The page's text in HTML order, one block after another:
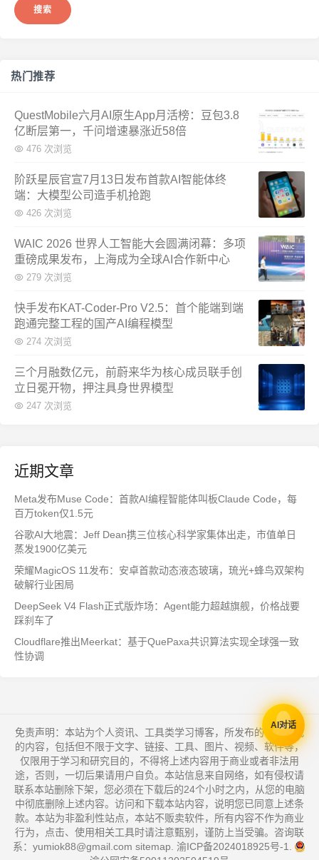
热门推荐
QuestMobile六月AI原生App月活榜：豆包3.8
亿断层第一，千问增速暴涨近58倍
476 次浏览
阶跃星辰官宣7月13日发布首款AI智能体终
端：大模型公司造手机抢跑
426 次浏览
WAIC 2026 世界人工智能大会圆满闭幕：多项
重磅成果发布，上海成为全球AI合作新中心
279 次浏览
快手发布KAT-Coder-Pro V2.5：首个能端到端
跑通完整工程的国产AI编程模型
274 次浏览
三个月融数亿元，前蔚来华为核心成员联手创
立日冕开物，押注具身世界模型
247 次浏览
近期文章
Meta发布Muse Code：首款AI编程智能体叫板Claude Code，每
百万token仅1.5元
谷歌AI大地震：Jeff Dean携三位核心科学家集体出走，市值单日
蒸发1900亿美元
荣耀MagicOS 11发布：安卓首款动态液态玻璃，琉光+蜂鸟双架构
破解行业困局
DeepSeek V4 Flash正式版炸场：Agent能力超越旗舰，价格战要
踩刹车了
Cloudflare推出Meerkat：基于QuePaxa共识算法实现全球强一致
性协调
免责声明：本站为个人资讯、工具类学习博客，所发布的一切形式
的内容，包括但不限于文字、链接、工具、图片、视频、软件等，
仅限用于学习和研究目的，不得将上述内容用于商业或者非法用
途，否则，一切后果请用户自负。本站信息来自网络，如有侵权请
联系本站删除下架，您必须在下载后的24个小时之内，从您的电脑
中彻底删除上述内容。访问和下载本站内容，说明您已同意上述条
款。本站为非盈利性站点，本站不贩卖软件，所有内容不作为商业
行为，点击、使用相关工具时请注意甄别，谨防上当受骗。咨询联
系：yumiok88@gmail.com sitemap 渝ICP备2024018925号-1
AI对话